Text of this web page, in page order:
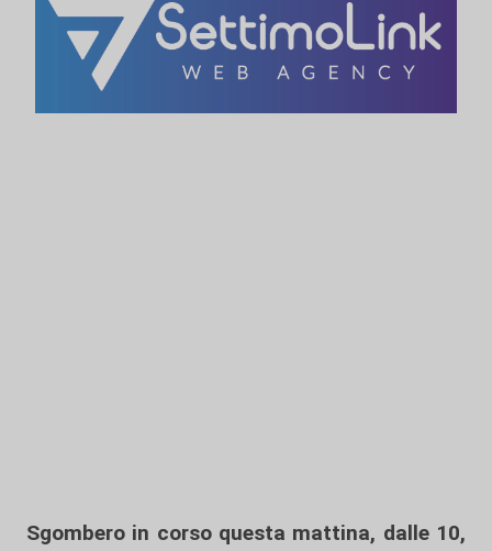
Sgombero in corso questa mattina, dalle 10,